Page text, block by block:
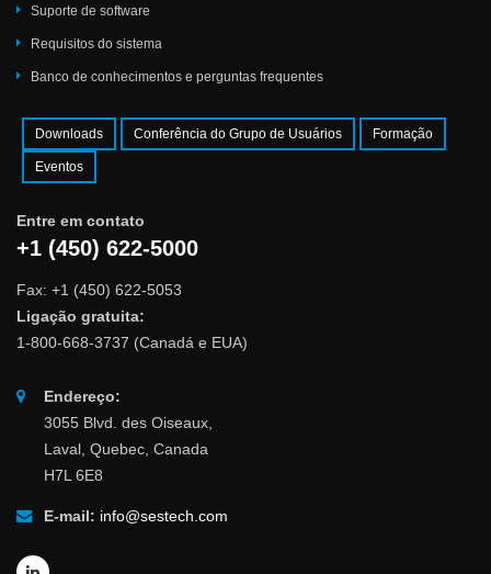
Suporte de software
Requisitos do sistema
Banco de conhecimentos e perguntas frequentes
Downloads Conferência do Grupo de Usuários Formação
Eventos
Entre em contato
+1 (450) 622-5000
Fax: +1 (450) 622-5053
Ligação gratuita:
1-800-668-3737 (Canadá e EUA)
Endereço:
3055 Blvd. des Oiseaux,
Laval, Quebec, Canada
H7L 6E8
E-mail: info@sestech.com